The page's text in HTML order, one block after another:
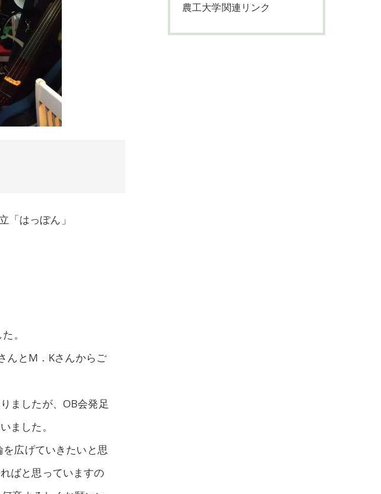
農工大学関連リンク
はっぽん」
。
んとM．Kさんからご
ましたが、OB会発足
ました。
広げていきたいと思
ばと思っていますの